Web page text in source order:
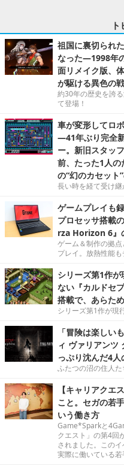
ト
祖国に裏切られ
なった―1998年
面リメイク版、
が駆ける異色の
約30年の歴史を誇
て登場！
車が変形してロ
―41年ぶり完全
ー。新旧スタッ
前、たった1人
の“幻のカセット
長い時を経て受け継
ゲームプレイも
プロセッサ搭載
rza Horizon 6』
ゲーム＆制作の拠
プレイ。放熱性能
シリーズ第1作
ない『カルドセ
搭載で、あらた
シリーズ第1作が現
「冒険は楽しい
ィ ヴァリアンツ
っぷり沈んだ4人
ふたつの沼の住人た
【キャリアクエ
こと。セガの若
いう働き方
Game*Sparkと
クエスト」の第4回
されました。この
実際に働いている若